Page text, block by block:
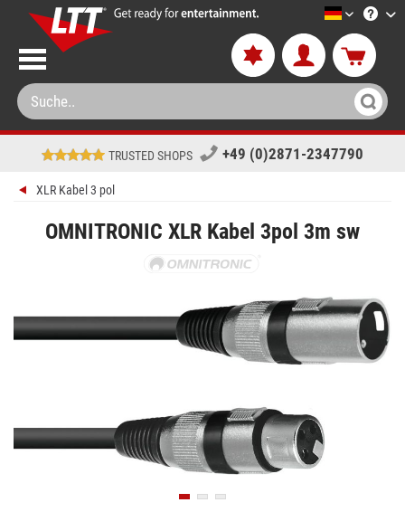
LTT-
TRUSTED SHOPS +49 (0)2871-2347790
XLR Kabel 3 pol
OMNITRONIC XLR Kabel 3pol 3m sw